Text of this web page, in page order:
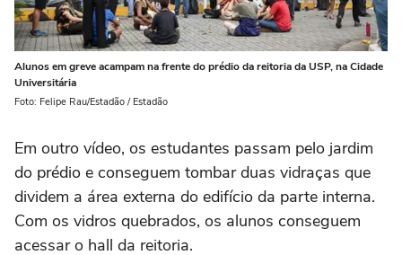
Alunos em greve acampam na frente do prédio da reitoria da USP, na Cidade
Universitária
Foto: Felipe Rau/Estadão / Estadão
Em outro vídeo, os estudantes passam pelo jardim
do prédio e conseguem tombar duas vidraças que
dividem a área externa do edifício da parte interna.
Com os vidros quebrados, os alunos conseguem
acessar o hall da reitoria.